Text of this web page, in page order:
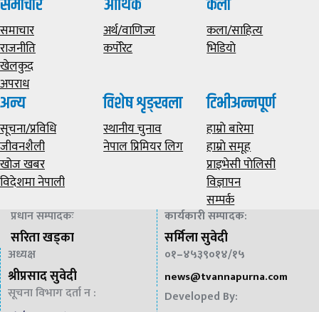
समाचार
राजनीति
खेलकुद
अपराध
अर्थ/वाणिज्य
कर्पोरेट
कला/साहित्य
भिडियाे
अन्य
सूचना/प्रविधि
जीवनशैली
खोज खबर
विदेशमा नेपाली
विशेष शृङ्खला
स्थानीय चुनाव
नेपाल प्रिमियर लिग
टिभीअन्नपूर्ण
हाम्राे बारेमा
हाम्राे समूह
प्राइभेसी पाेलिसी
विज्ञापन
सम्पर्क
प्रधान सम्पादकः
सरिता खड्का
कार्यकारी सम्पादक:
सर्मिला सुवेदी
अध्यक्ष
श्रीप्रसाद सुवेदी
०१–४५३९०१४/१५
news@tvannapurna.com
सूचना विभाग दर्ता न :
Developed By: